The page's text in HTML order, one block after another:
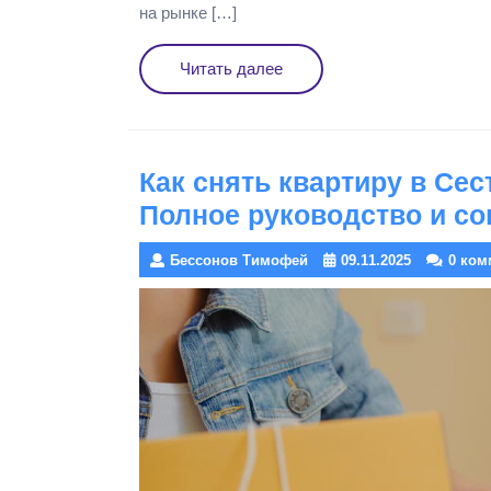
на рынке […]
Читать далееЧитать
далее
Как снять квартиру в
Полное руководство и
Бессонов Тимофей 09.11.2025 0